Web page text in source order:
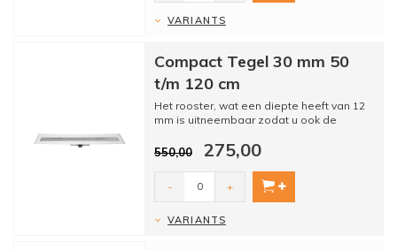
VARIANTS
Compact Tegel 30 mm 50
t/m 120 cm
Het rooster, wat een diepte heeft van 12
mm is uitneembaar zodat u ook de
550,00 275,00
- +
VARIANTS